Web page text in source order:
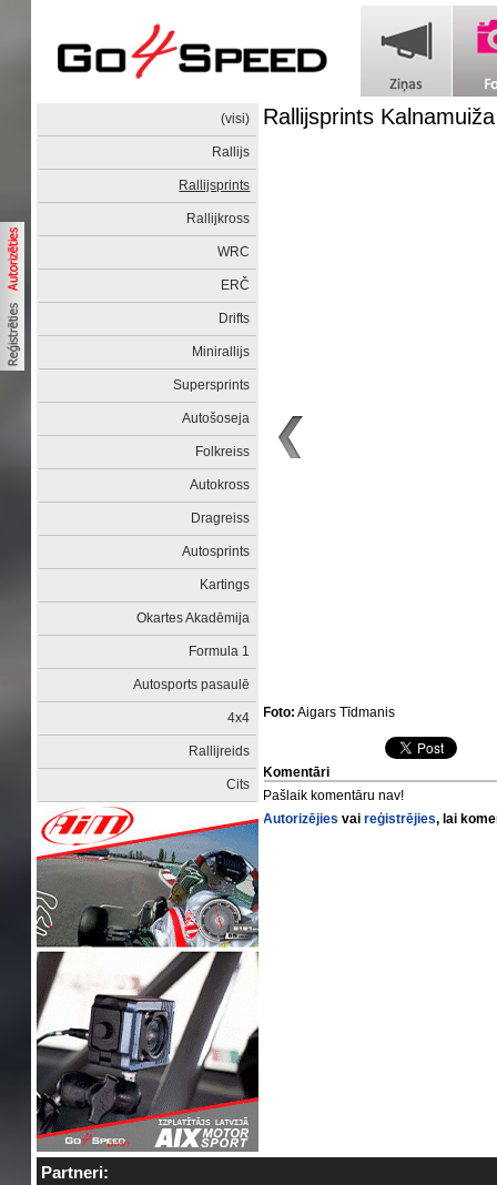
(visi)
Rallijs
Rallijsprints
Rallijkross
WRC
ERČ
Drifts
Minirallijs
Supersprints
Autošoseja
Folkreiss
Autokross
Dragreiss
Autosprints
Kartings
Okartes Akadēmija
Formula 1
Autosports pasaulē
4x4
Rallijreids
Cits
Rallijsprints
Foto: Aigars Tīdmanis
Komentāri
Pašlaik komentāru nav!
Autorizējies vaireģistrējies, lai
Partneri: